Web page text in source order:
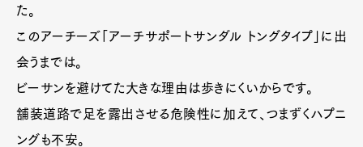
た。
このアーチーズ「アーチサポートサンダル トングタイプ」に出
会うまでは。
ビーサンを避けてた大きな理由は歩きにくいからです。
舗装道路で足を露出させる危険性に加えて、つまずくハプニ
ングも不安。